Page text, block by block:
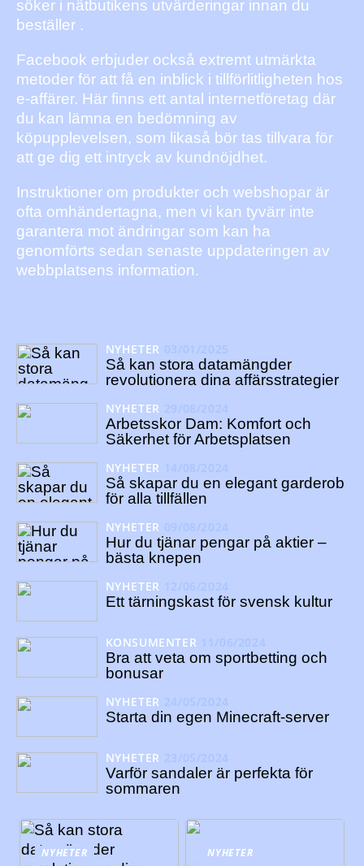
söker i nätbutikens utvärderingar innan du
beställer .
Facebook erbjuder också extremt utmärkta
metoder för att få en inblick i tillförlitligheten hos
e-affärer. Här finns ett antal internetföretag där
du kan lämna en bedömning av
köpupplevelsen, som likaså bör tas tillvara för
att ge dig ett intryck av kundnöjdhet.
Instruktioner om produkter och webshopar är
ofta omhändertagna, men vi kan tyvärr inte
garantera mot ändringar som kan ha
genomförts sedan senaste uppdateringen av
webbplatsens information.
NYHETER
Så kan stora datamängder
revolutionera dina affärsstrategier
NYHETER
Arbetsskor Dam: Komfort och
Säkerhet för Arbetsplatsen
NYHETER
Så skapar du en elegant garderob
för alla tillfällen
NYHETER
Hur du tjänar pengar på aktier –
bästa knepen
NYHETER
Ett tärningskast för svensk kultur
KONSUMENTER
Bra att veta om sportbetting och
bonusar
NYHETER
Starta din egen Minecraft-server
NYHETER
Varför sandaler är perfekta för
sommaren
NYHETER NYHETER